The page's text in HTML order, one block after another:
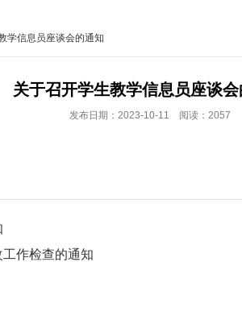
学信息员座谈会的通知
关于召开学生教学信息员座谈
发布日期：2023-10-11 阅读：2057
作检查的通知